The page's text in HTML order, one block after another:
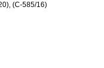
(C-585/16)